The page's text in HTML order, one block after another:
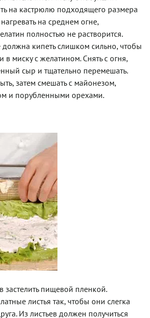
на кастрюлю подходящего размера
на среднем огне,
полностью не растворится.
кипеть слишком сильно, чтобы
миску с желатином. Снять с огня,
сыр и тщательно перемешать.
затем смешать с майонезом,
и порубленными орехами.
застелить пищевой пленкой.
листья так, чтобы они слегка
Из листьев должен получиться